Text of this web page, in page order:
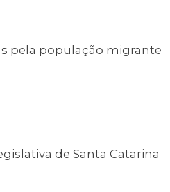
pela população migrante
de Santa Catarina